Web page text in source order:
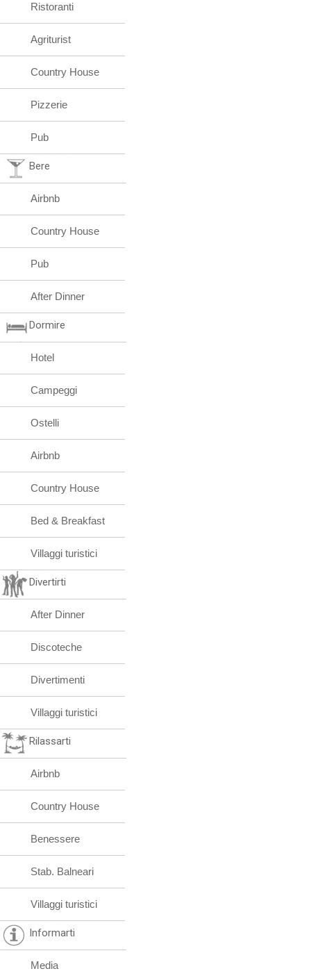
Ristoranti
Agriturist
Country House
Pizzerie
Pub
Bere
Airbnb
Country House
Pub
After Dinner
Dormire
Hotel
Campeggi
Ostelli
Airbnb
Country House
Bed & Breakfast
Villaggi turistici
Divertirti
After Dinner
Discoteche
Divertimenti
Villaggi turistici
Rilassarti
Airbnb
Country House
Benessere
Stab. Balneari
Villaggi turistici
Informarti
Media